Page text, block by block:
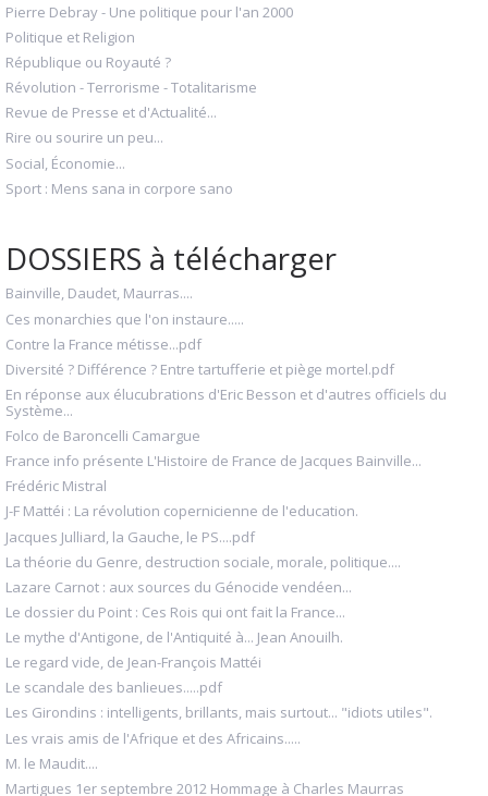
Pierre Debray - Une politique pour l'an 2000
Politique et Religion
République ou Royauté ?
Révolution - Terrorisme - Totalitarisme
Revue de Presse et d'Actualité...
Rire ou sourire un peu...
Social, Économie...
Sport : Mens sana in corpore sano
DOSSIERS à télécharger
Bainville, Daudet, Maurras....
Ces monarchies que l'on instaure.....
Contre la France métisse...pdf
Diversité ? Différence ? Entre tartufferie et piège mortel.pdf
En réponse aux élucubrations d'Eric Besson et d'autres officiels du
Système...
Folco de Baroncelli Camargue
France info présente L'Histoire de France de Jacques Bainville...
Frédéric Mistral
J-F Mattéi : La révolution copernicienne de l'education.
Jacques Julliard, la Gauche, le PS....pdf
La théorie du Genre, destruction sociale, morale, politique....
Lazare Carnot : aux sources du Génocide vendéen...
Le dossier du Point : Ces Rois qui ont fait la France...
Le mythe d'Antigone, de l'Antiquité à... Jean Anouilh.
Le regard vide, de Jean-François Mattéi
Le scandale des banlieues.....pdf
Les Girondins : intelligents, brillants, mais surtout... "idiots utiles".
Les vrais amis de l'Afrique et des Africains.....
M. le Maudit....
Martigues 1er septembre 2012 Hommage à Charles Maurras